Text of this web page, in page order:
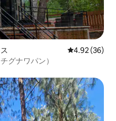
レビュー36
4.92 (36)
グナワパン）